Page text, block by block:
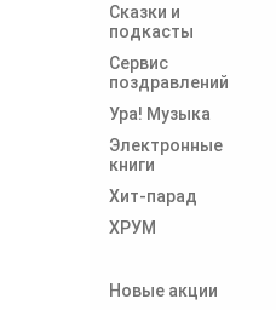
Сказки и
подкасты
Сервис
поздравлений
Ура! Музыка
Электронные
книги
Хит-парад
ХРУМ
Новые акции